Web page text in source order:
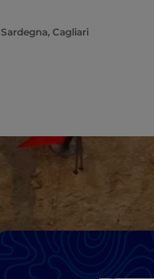
Sardegna, Cagliari